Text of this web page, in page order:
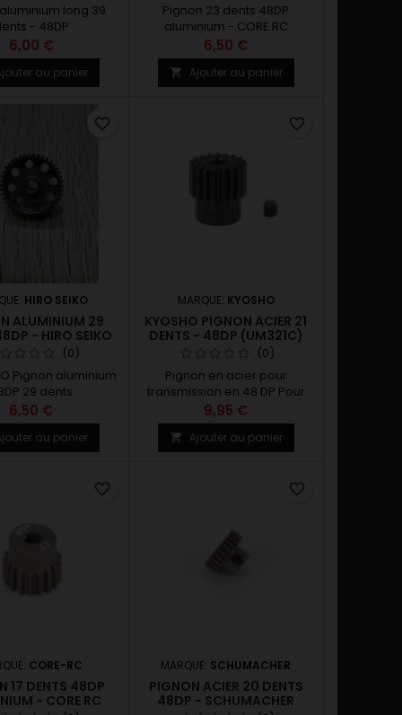
long 39
- 48DP
6,00 €
au panier
Pignon 23 dents 48DP
aluminium - CORE RC
6,50 €
 Ajouter au panier
HIRO SEIKO
ALUMINIUM 29
- HIRO SEIKO
(0)
Pignon aluminium
29 dents
6,50 €
au panier
favorite_border
MARQUE: KYOSHO
KYOSHO PIGNON ACIER 21
DENTS - 48DP (UM321C)
(0)
Pignon en acier pour
transmission en 48 DP Pour
axe moteur ø3.2 mm Nombre
de dents = 21 Largeur des
dents = 6.5 mm Longueur
totale = 11.5 mm
9,95 €
 Ajouter au panier
favorite_border
CORE-RC
17 DENTS 48DP
- CORE RC
favorite_border
MARQUE: SCHUMACHER
PIGNON ACIER 20 DENTS
48DP - SCHUMACHER
favorite_border